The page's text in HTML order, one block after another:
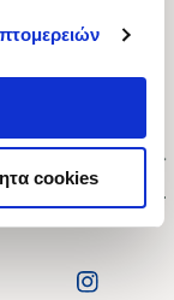
cookies